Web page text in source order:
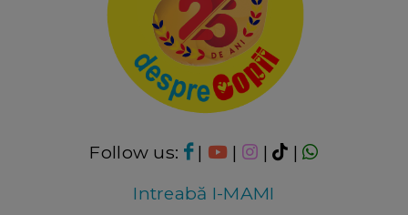
Follow us: | | |
|
Intreabă I-MAMI